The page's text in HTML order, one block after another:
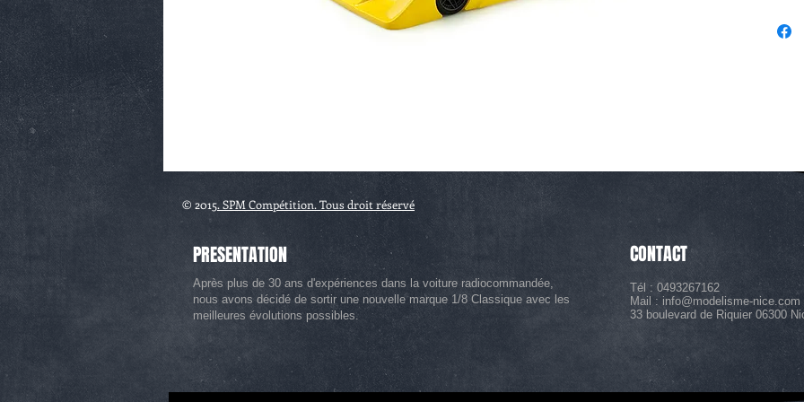
© 2015. SPM Compétition. Tous droit réservé
PRESENTATION
Après plus de 30 ans d'expériences dans la voiture radiocommandée,
nous avons décidé de sortir une nouvelle marque 1/8 Classique avec les
meilleures évolutions possibles.
CONTACT
Tél : 0493267162
Mail : info@modelisme-nice.com
33 boulevard de Riquier 06300